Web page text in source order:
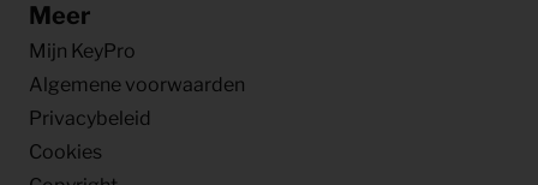
Meer
Mijn KeyPro
Algemene voorwaarden
Privacybeleid
Cookies